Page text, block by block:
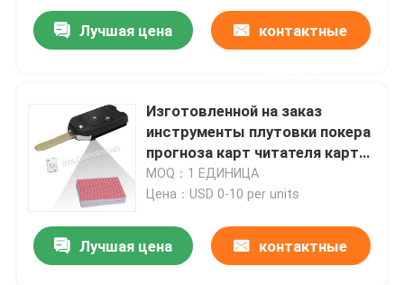
Лучшая цена контактные
Изготовленной на заказ
инструменты плутовки покера
прогноза карт читателя карты
покера камеры ключа
автомобиля отмеченные
MOQ：1 ЕДИНИЦА
Цена：USD 0-10 per units
Лучшая цена контактные